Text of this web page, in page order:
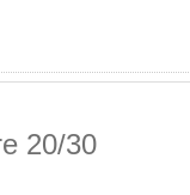
20/30